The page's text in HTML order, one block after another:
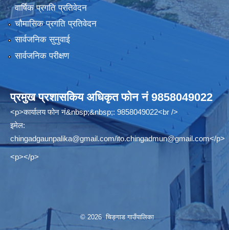
वार्षिक प्रगति प्रतिवेदन
चौमासिक प्रगति प्रतिवेदन
सार्वजनिक सुनुवाई
सार्वजनिक परीक्षण
प्रमुख प्रशासकिय अधिकृत फोन नं 9858049022
<p>कार्यालय फोन नं&nbsp;&nbsp;: 9858049022<br />
इमेल:
chingadgaunpalika@gmail.com/ito.chingadmun@gmail.com</p>
<p></p>
© 2026 चिङ्गाड गाउँपालिका